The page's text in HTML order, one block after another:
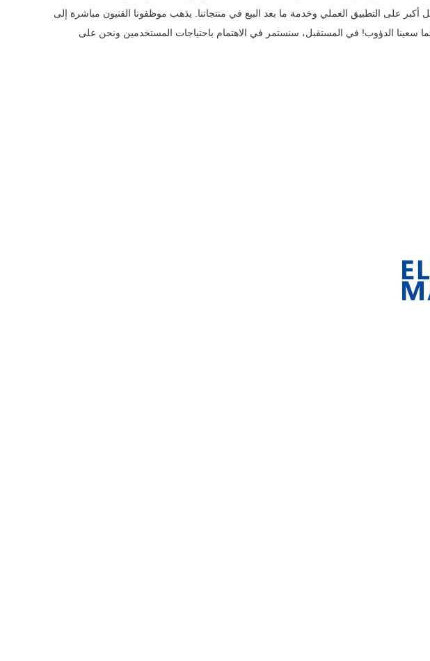
على التطبيق العملي وخدمة ما بعد البيع في منتجاتنا. يذهب موظفونا الفنيون مباشرة إلى
سعينا الدؤوب! في المستقبل، سنستمر في الاهتمام باحتياجات المستخدمين ونحن على